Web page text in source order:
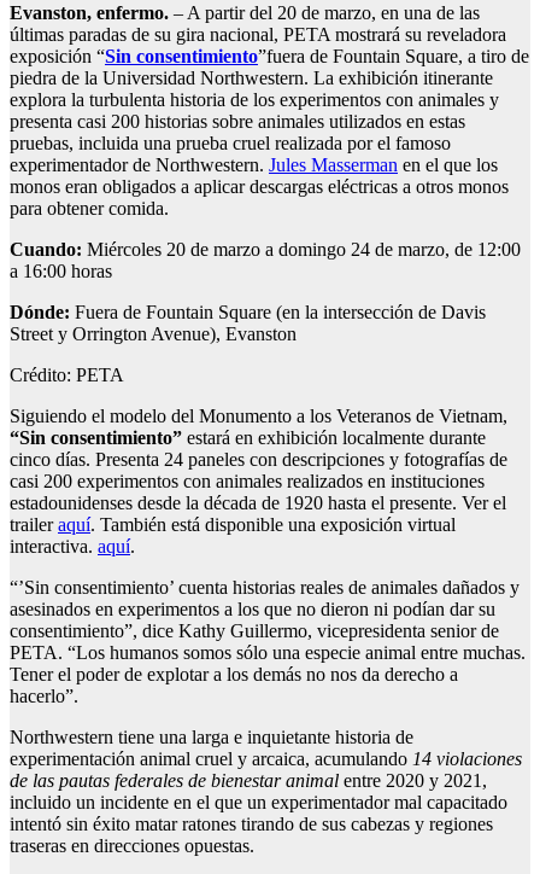
Evanston, enfermo. – A partir del 20 de marzo, en una de las
últimas paradas de su gira nacional, PETA mostrará su reveladora
exposición “Sin consentimiento”fuera de Fountain Square, a tiro de
piedra de la Universidad Northwestern. La exhibición itinerante
explora la turbulenta historia de los experimentos con animales y
presenta casi 200 historias sobre animales utilizados en estas
pruebas, incluida una prueba cruel realizada por el famoso
experimentador de Northwestern. Jules Masserman en el que los
monos eran obligados a aplicar descargas eléctricas a otros monos
para obtener comida.
Cuando: Miércoles 20 de marzo a domingo 24 de marzo, de 12:00
a 16:00 horas
Dónde: Fuera de Fountain Square (en la intersección de Davis
Street y Orrington Avenue), Evanston
Crédito: PETA
Siguiendo el modelo del Monumento a los Veteranos de Vietnam,
“Sin consentimiento” estará en exhibición localmente durante
cinco días. Presenta 24 paneles con descripciones y fotografías de
casi 200 experimentos con animales realizados en instituciones
estadounidenses desde la década de 1920 hasta el presente. Ver el
traileraquí. También está disponible una exposición virtual
interactiva. aquí.
“’Sin consentimiento’ cuenta historias reales de animales dañados y
asesinados en experimentos a los que no dieron ni podían dar su
consentimiento”, dice Kathy Guillermo, vicepresidenta senior de
PETA. “Los humanos somos sólo una especie animal entre muchas.
Tener el poder de explotar a los demás no nos da derecho a
hacerlo”.
Northwestern tiene una larga e inquietante historia de
experimentación animal cruel y arcaica, acumulando 14 violaciones
de las pautas federales de bienestar animal entre 2020 y 2021,
incluido un incidente en el que un experimentador mal capacitado
intentó sin éxito matar ratones tirando de sus cabezas y regiones
traseras en direcciones opuestas.